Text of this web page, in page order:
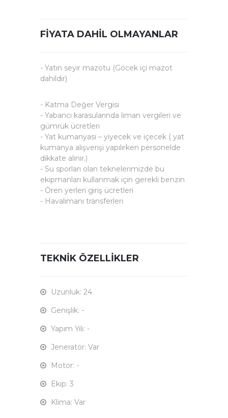
FIYATA DAHIL OLMAYANLAR
- Yatın seyir mazotu (Göcek içi mazot
dahildir)
- Katma Değer Vergisi
- Yabancı karasularında liman vergileri ve
gümrük ücretleri
- Yat kumanyası – yiyecek ve içecek ( yat
kumanya alışverişi yapılırken personelde
dikkate alınır.)
- Su sporları olan teknelerimizde bu
ekipmanları kullanmak için gerekli benzin
- Ören yerleri giriş ücretleri
- Havalimanı transferleri
TEKNIK ÖZELLIKLER
Uzunluk: 24
Genişlik: -
Yapım Yılı: -
Jeneratör: Var
Motor: -
Ekip: 3
Klima: Var